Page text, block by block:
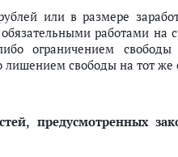
или в размере
работами на
ограничением
лишением свободы на тот же
предусмотренных